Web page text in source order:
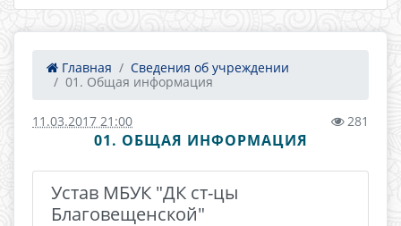
Главная
Сведения об учреждении
01. Общая информация
11.03.2017 21:00 281
01. ОБЩАЯ ИНФОРМАЦИЯ
Устав МБУК "ДК ст-цы
Благовещенской"